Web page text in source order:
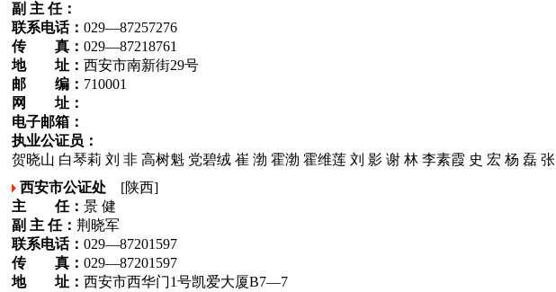
副 主 任：
联系电话： 029—87257276
传 真： 029—87218761
地 址： 西安市南新街29号
邮 编： 710001
网 址：
电子邮箱：
执业公证员：
贺晓山 白琴莉 刘 非 高树魁 党碧绒 崔 渤 霍渤 霍维莲 刘 影 谢 林 李素霞 史 宏 杨 磊
西安市公证处 [陕西]
主 任： 景 健
副 主 任： 荆晓军
联系电话： 029—87201597
传 真： 029—87201597
地 址： 西安市西华门1号凯爱大厦B7—7